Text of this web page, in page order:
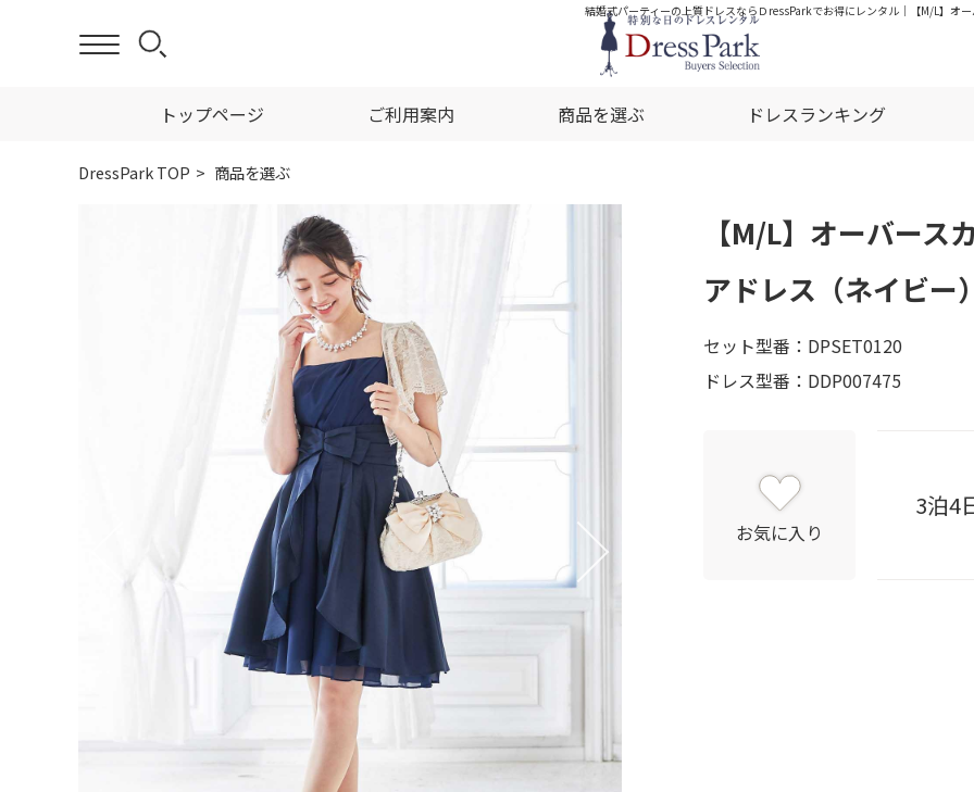
結婚式パーティーの上質ドレスならＤressParkでお得にレンタル｜【M/L】オ
トップページ ご利用案内 商品を選ぶ ドレスランキング
DressPark TOP 商品を選ぶ
【M/L】オーバース
アドレス（ネイビー
セット型番：DPSET0120
ドレス型番：DDP007475
お気に入り
3泊4